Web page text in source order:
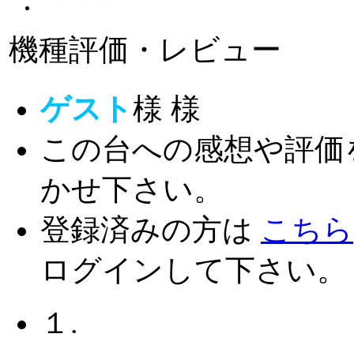
機種評価・レビュー
ゲスト様 様
この台への感想や評価
かせ下さい。
登録済みの方は こちら
ログインして下さい。
１.